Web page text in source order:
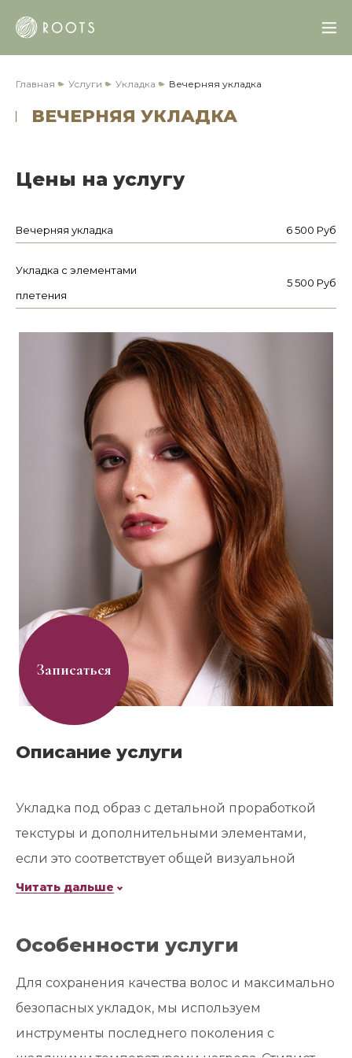
Главная Услуги Укладка Вечерняя укладка
ВЕЧЕРНЯЯ УКЛАДКА
Цены на услугу
Вечерняя укладка 6 500 Руб
Укладка с элементами
плетения
5 500 Руб
Записаться
Описание услуги
Укладка под образ с детальной проработкой
текстуры и дополнительными элементами,
если это соответствует общей визуальной
картине. Используется стайлинг, необходимый
Стоимость услуги увеличивается на 20% при
длинных или густых волосах.
Читать дальше
Особенности услуги
Для сохранения качества волос и максимально
безопасных укладок, мы используем
инструменты последнего поколения с